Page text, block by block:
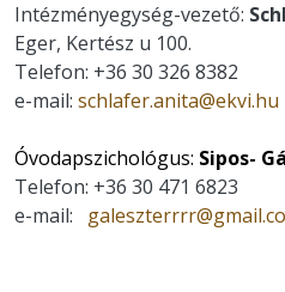
Intézményegység-vezető:
Eger, Kertész u 100.
Telefon: +36 30 326 8382
e-mail: schlafer.anita@ekvi.hu
Óvodapszichológus: Sipos-
Telefon: +36 30 471 6823
e-mail: